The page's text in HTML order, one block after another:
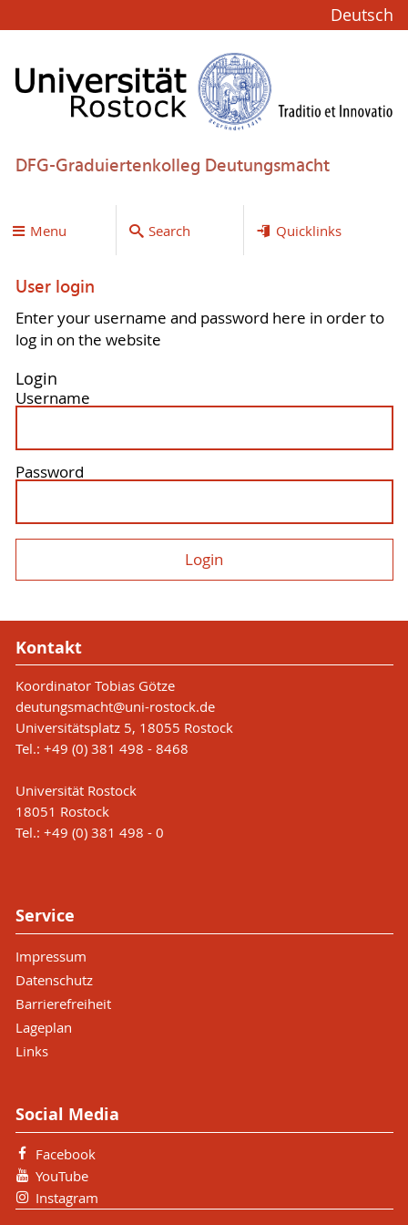
Deutsch
DFG-Graduiertenkolleg Deutungsmacht
Menu Search Quicklinks
User login
Enter your username and password here in order to
log in on the website
Login
Username
Password
Kontakt
Koordinator Tobias Götze
deutungsmacht@uni-rostock.de
Universitätsplatz 5, 18055 Rostock
Tel.: +49 (0) 381 498 - 8468
Universität Rostock
18051 Rostock
Tel.: +49 (0) 381 498 - 0
Service
Impressum
Datenschutz
Barrierefreiheit
Lageplan
Links
Social Media
Facebook
YouTube
Instagram